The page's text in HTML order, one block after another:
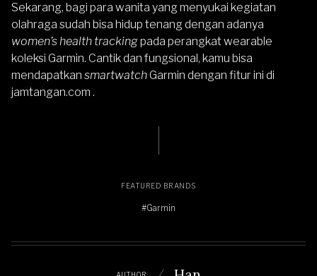
Sekarang, bagi para wanita yang menyukai kegiatan
olahraga sudah bisa hidup tenang dengan adanya
women’s health trackingpada perangkat wearable
koleksi Garmin. Cantik dan fungsional, kamu bisa
mendapatkan smartwatchGarmin dengan fitur ini di
jamtangan.com .
FEATURED BRANDS
#Garmin
AUTHOR